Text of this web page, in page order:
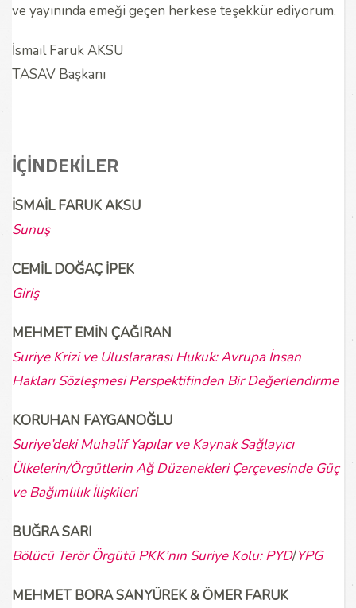
ve yayınında emeği geçen herkese teşekkür ediyorum.
İsmail Faruk AKSU
TASAV Başkanı
İÇİNDEKİLER
İSMAİL FARUK AKSU
Sunuş
CEMİL DOĞAÇ İPEK
Giriş
MEHMET EMİN ÇAĞIRAN
Suriye Krizi ve Uluslararası Hukuk: Avrupa İnsan
Hakları Sözleşmesi Perspektifinden Bir Değerlendirme
KORUHAN FAYGANOĞLU
Suriye’deki Muhalif Yapılar ve Kaynak Sağlayıcı
Ülkelerin/Örgütlerin Ağ Düzenekleri Çerçevesinde Güç
ve Bağımlılık İlişkileri
BUĞRA SARI
Bölücü Terör Örgütü PKK’nın Suriye Kolu: PYD/YPG
MEHMET BORA SANYÜREK & ÖMER FARUK